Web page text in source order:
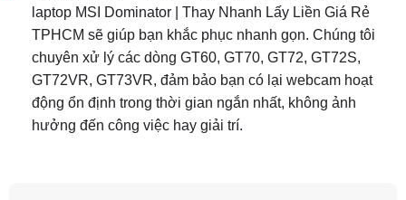
laptop MSI Dominator | Thay Nhanh Lấy Liền Giá Rẻ
TPHCM sẽ giúp bạn khắc phục nhanh gọn. Chúng tôi
chuyên xử lý các dòng GT60, GT70, GT72, GT72S,
GT72VR, GT73VR, đảm bảo bạn có lại webcam hoạt
động ổn định trong thời gian ngắn nhất, không ảnh
hưởng đến công việc hay giải trí.